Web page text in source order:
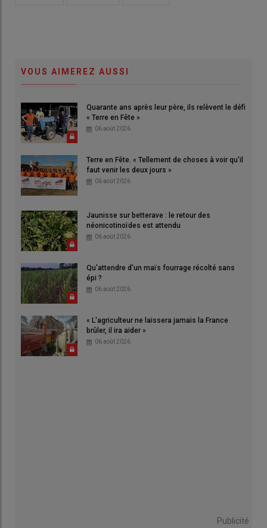
VOUS AIMEREZ AUSSI
Quarante ans après leur père, ils relèvent le défi
« Terre en Fête »
06 août 2026
Terre en Fête. « Tellement de choses à voir qu'il
faut venir les deux jours »
06 août 2026
Jaunisse sur betterave : le retour des
néonicotinoïdes est attendu
06 août 2026
Qu'attendre d'un maïs fourrage récolté sans
épi ?
06 août 2026
« L'agriculteur ne laissera jamais la France
brûler, il ira aider »
06 août 2026
Publicité